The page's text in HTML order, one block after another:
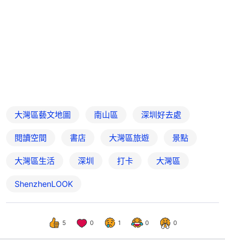
大灣區藝文地圖 南山區 深圳好去處
閱讀空間 書店 大灣區旅遊 景點
大灣區生活 深圳 打卡 大灣區
ShenzhenLOOK
5 0 1 0 0